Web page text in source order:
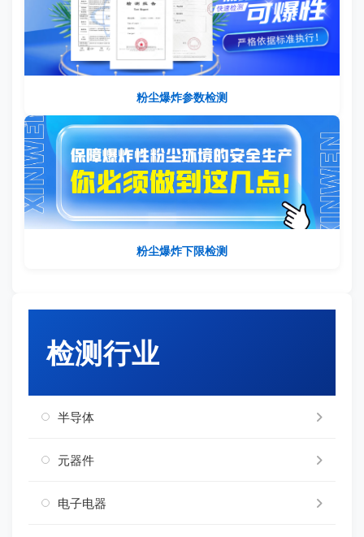
粉尘爆炸参数检测
粉尘爆炸下限检测
检测行业
半导体
元器件
电子电器